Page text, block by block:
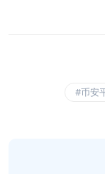
#币安